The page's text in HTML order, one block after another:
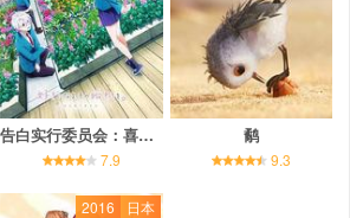
告白实行委员会：喜欢上你的那个瞬间
7.9
鹬
9.3
2016 日本